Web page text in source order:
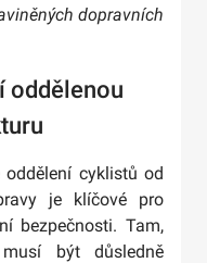
dopravních
oddělenou
cyklistů od
je klíčové pro
bezpečnosti. Tam,
být důsledně